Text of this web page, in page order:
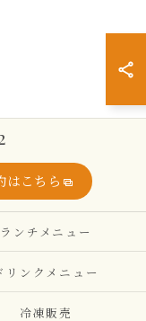
はこちら
ランチメニュー
リンクメニュー
冷凍販売